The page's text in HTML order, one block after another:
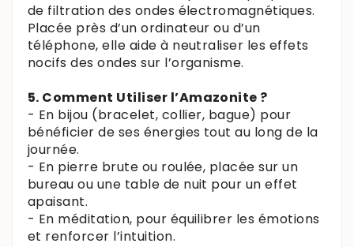
de filtration des ondes électromagnétiques.
Placée près d’un ordinateur ou d’un
téléphone, elle aide à neutraliser les effets
nocifs des ondes sur l’organisme.
5. Comment Utiliser l’Amazonite ?
- En bijou (bracelet, collier, bague) pour
bénéficier de ses énergies tout au long de la
journée.
- En pierre brute ou roulée, placée sur un
bureau ou une table de nuit pour un effet
apaisant.
- En méditation, pour équilibrer les émotions
et renforcer l’intuition.